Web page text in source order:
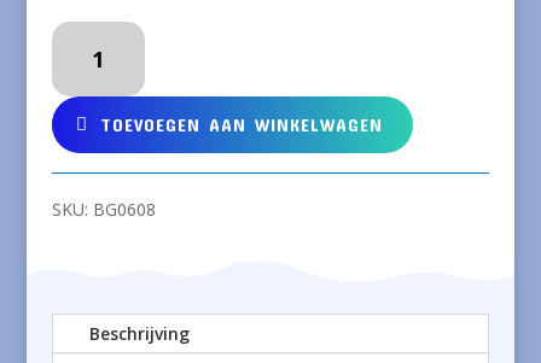
KITE
Legging
van
biokatoen
met
roze
bloemetjes
TOEVOEGEN AAN WINKELWAGEN
SKU: BG0608
Beschrijving